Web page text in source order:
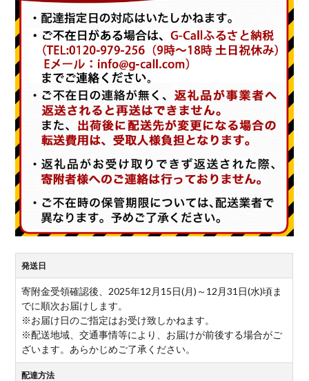
発送日
寄附金受領確認後、2025年12月15日(月)～12月31日(水)頃ま
でに順次お届けします。
※お届け日のご指定はお受け致しかねます。
※配送地域、交通事情等により、お届けが前後する場合がご
ざいます。あらかじめご了承ください。
配達方法